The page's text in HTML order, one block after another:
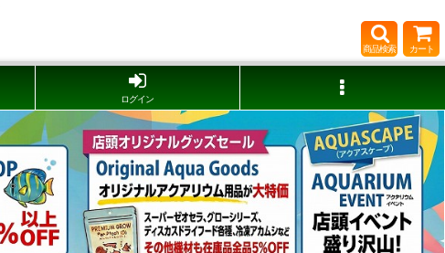
商品検索 カート
ログイン